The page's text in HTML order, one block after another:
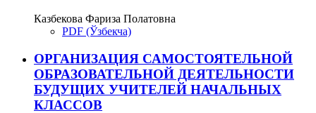
Казбекова Фариза Полатовна
PDF (Ўзбекча)
ОРГАНИЗАЦИЯ САМОСТОЯТЕЛЬНОЙ
ОБРАЗОВАТЕЛЬНОЙ ДЕЯТЕЛЬНОСТИ
БУДУЩИХ УЧИТЕЛЕЙ НАЧАЛЬНЫХ
КЛАССОВ